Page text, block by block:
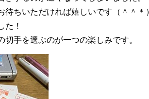
ちいただければ嬉しいです（＾＾＊）
た！
手を選ぶのが一つの楽しみです。